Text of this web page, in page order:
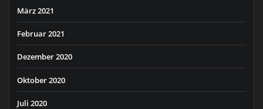
März 2021
Februar 2021
Dezember 2020
Oktober 2020
Juli 2020